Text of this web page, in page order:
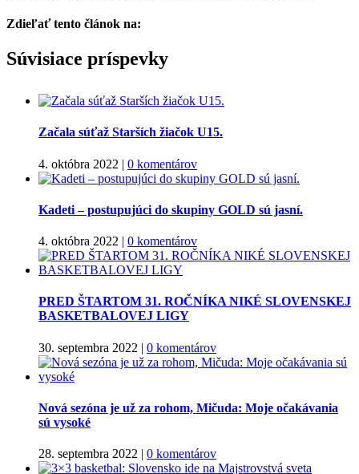
Zdieľať tento článok na:
Facebook
Twitter
Súvisiace príspevky
Začala súťaž Starších žiačok U15.
4. októbra 2022 | 0 komentárov
Kadeti – postupujúci do skupiny GOLD sú jasní.
4. októbra 2022 | 0 komentárov
PRED ŠTARTOM 31. ROČNÍKA NIKÉ SLOVENSKEJ
BASKETBALOVEJ LIGY
30. septembra 2022 | 0 komentárov
Nová sezóna je už za rohom, Mičuda: Moje očakávania
sú vysoké
28. septembra 2022 | 0 komentárov